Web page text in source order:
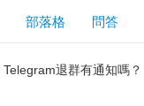
部落格 問答
Telegram退群有通知嗎？